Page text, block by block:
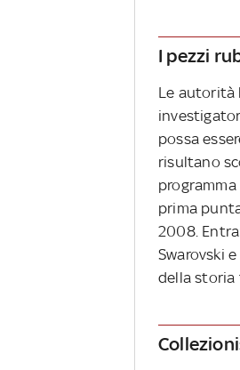
I pezzi
Le autorità
possa
risultano
prima
2008.
Swarovski
della